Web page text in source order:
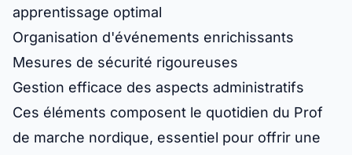
apprentissage optimal
Organisation d'événements enrichissants
Mesures de sécurité rigoureuses
Gestion efficace des aspects administratifs
Ces éléments composent le quotidien du Prof
de marche nordique, essentiel pour offrir une